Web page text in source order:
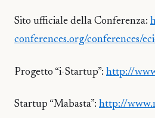
Sito ufficiale della Conferenza:
conferences.org/conferences/
Progetto “i-Startup”: http://
Startup “Mabasta”: http://